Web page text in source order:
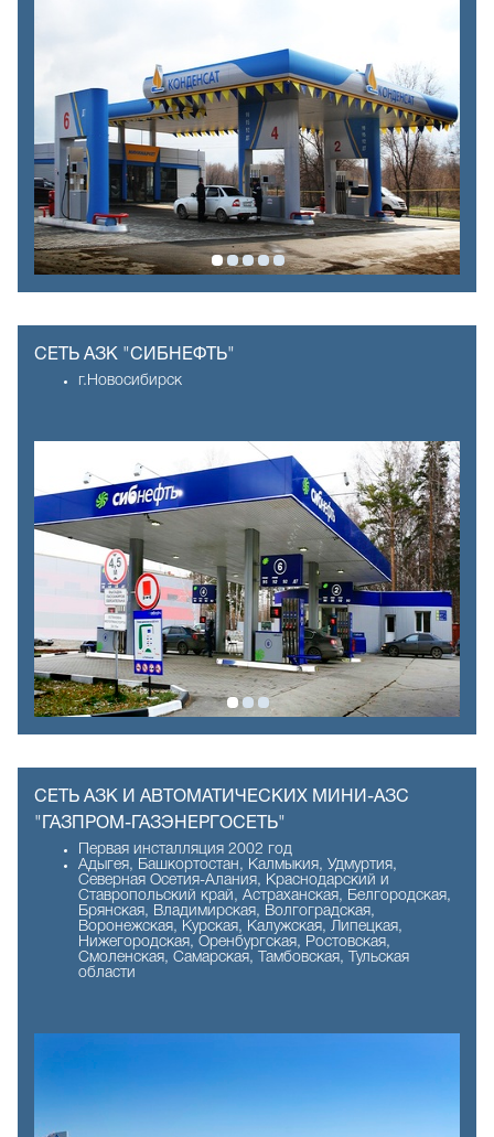
СЕТЬ АЗК "СИБНЕФТЬ"
г.Новосибирск
СЕТЬ АЗК И АВТОМАТИЧЕСКИХ МИНИ-АЗС
"ГАЗПРОМ-ГАЗЭНЕРГОСЕТЬ"
Первая инсталляция 2002 год
Адыгея, Башкортостан, Калмыкия, Удмуртия,
Северная Осетия-Алания, Краснодарский и
Ставропольский край, Астраханская, Белгородская,
Брянская, Владимирская, Волгоградская,
Воронежская, Курская, Калужская, Липецкая,
Нижегородская, Оренбургская, Ростовская,
Смоленская, Самарская, Тамбовская, Тульская
области